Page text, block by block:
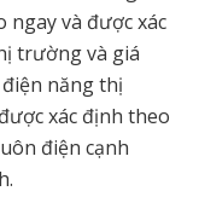
ngay và được xác
trường và giá
năng thị
xác định theo
điện cạnh